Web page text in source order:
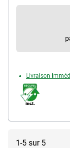
de la livraison
pivotant à
Livraison
1-5 sur 5